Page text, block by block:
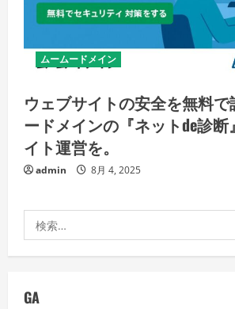
ムームードメイン
ウェブサイトの安全を無料
ードメインの『ネットde診
イト運営を。
admin 8月 4, 2025
索:
GA